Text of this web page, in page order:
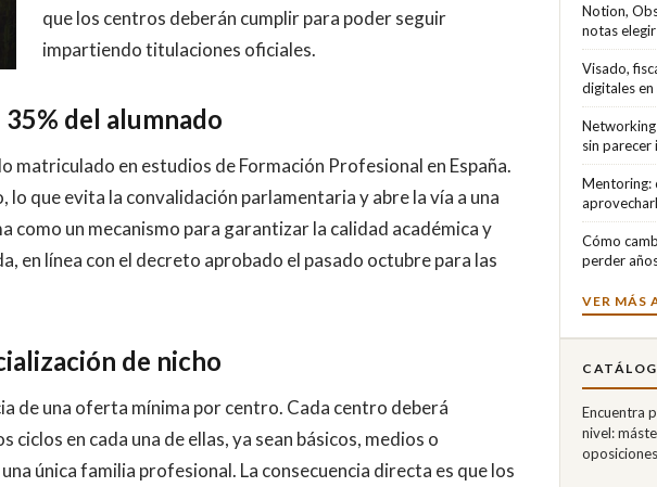
que los centros deberán cumplir para poder seguir
impartiendo titulaciones oficiales.
del alumnado
matriculado en estudios de Formación Profesional en España.
que evita la convalidación parlamentaria y abre la vía a una
un mecanismo para garantizar la calidad académica y
línea con el decreto aprobado el pasado octubre para las
de nicho
de una oferta mínima por centro. Cada centro deberá
en cada una de ellas, ya sean básicos, medios o
única familia profesional. La consecuencia directa es que los
Notion,
notas
Visado,
digitales en
sin parecer
Mentoring:
Cómo
perder
VER MÁS
Encuentra
nivel: